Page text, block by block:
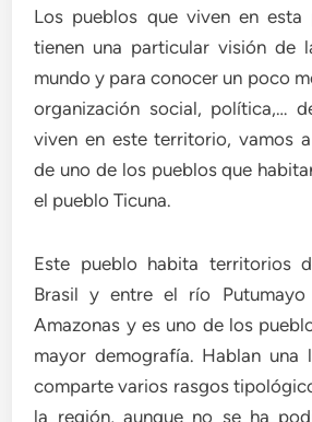
Los pueblos que viven en esta
tienen una particular visión de
mundo y para conocer un poco
organización social, política,…
viven en este territorio, vamos
de uno de los pueblos que
el pueblo Ticuna.
Este pueblo habita territorios
Brasil y entre el río
Amazonas y es uno de los
mayor demografía. Hablan una
comparte varios rasgos
la región, aunque no se ha